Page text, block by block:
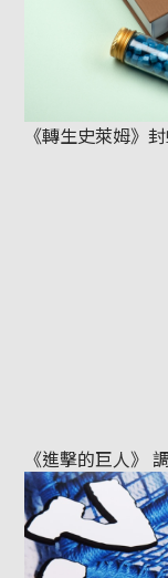
《轉生史萊姆》
《進擊的巨人》